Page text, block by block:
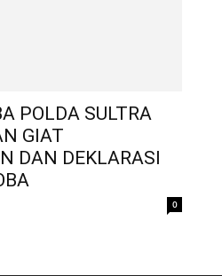
POLDA SULTRA
GIAT
DAN DEKLARASI
0